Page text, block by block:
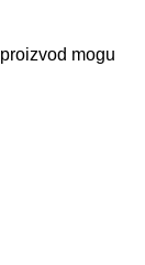
mogu